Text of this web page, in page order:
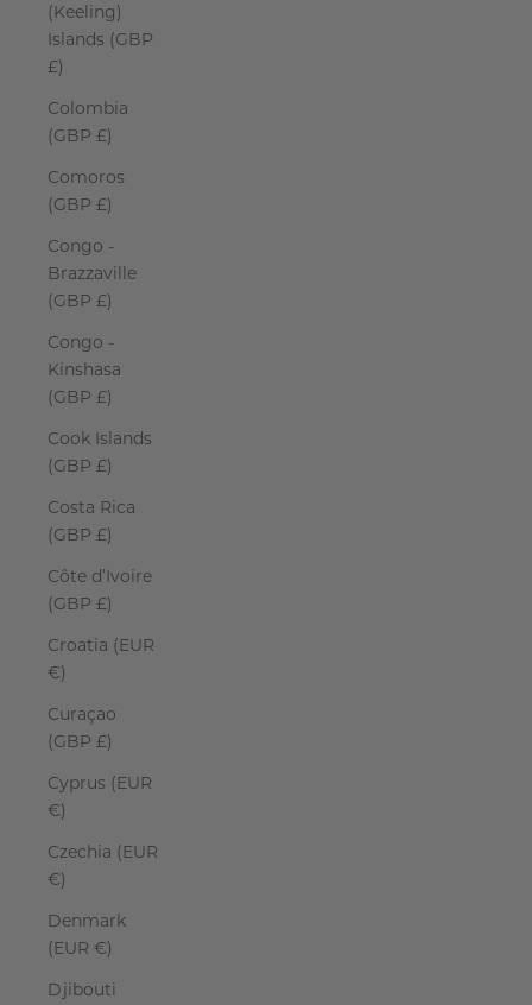
(Keeling)
Islands (GBP
£)
Colombia
(GBP £)
Comoros
(GBP £)
Congo -
Brazzaville
(GBP £)
Congo -
Kinshasa
(GBP £)
Cook Islands
(GBP £)
Costa Rica
(GBP £)
Côte d’Ivoire
(GBP £)
Croatia (EUR
€)
Curaçao
(GBP £)
Cyprus (EUR
€)
Czechia (EUR
€)
Denmark
(EUR €)
Djibouti